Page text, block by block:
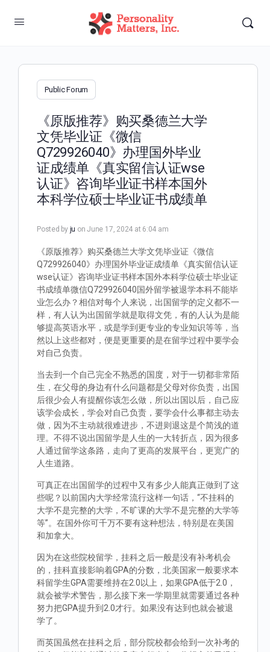
Public Forum
《原版推荐》购买桑德兰大学
文凭毕业证《微信
Q729926040》办理国外毕业
证成绩单《真实留信认证wse
认证》咨询毕业证书样本国外
本科学位硕士毕业证书成绩单
Posted by ju on June 17, 2024 at 6:04 am
《原版推荐》购买桑德兰大学文凭毕业证《微信
Q729926040》办理国外毕业证成绩单《真实留信认证
wse认证》咨询毕业证书样本国外本科学位硕士毕业证
书成绩单微信Q729926040国外留学被退学本科不能毕
业怎么办？相信对每个人来说，出国留学的定义都不一
样，有人认为出国留学就是取得文凭，有的人认为是能
够提高英语水平，或是学到更专业的专业知识等等，当
然以上这些都对，便是更重要的是在留学过程中要学会
对自己负责。
当去到一个自己完全不熟悉的国度，对于一切都非常陌
生，在父母的身边有什么问题都是父母对你负责，出国
后很少会人有提醒你该怎么做，所以出国以后，自己应
该学会成长，学会对自己负责，要学会什么事都主动去
做，因为不主动就很难进步，不进则退这是个简浅的道
理。不得不说出国留学是人生的一大转折点，因为很多
人通过留学这条路，走向了更高的发展平台，更宽广的
人生道路。
可真正在出国留学的过程中又有多少人能真正做到了这
些呢？以前国内大学经常流行这样一句话，“不挂科的
大学不是完整的大学，不旷课的大学不是完整的大学等
等”。在国外你可千万不要有这种想法，特别是在美国
和加拿大。
因为在这些院校留学，挂科之后一般是没有补考机会
的，挂科直接影响着GPA的分数，北美国家一般要求本
科留学生GPA需要维持在2.0以上，如果GPA低于2.0，
就会被学术警告，那么接下来一学期里就需要通过各种
努力把GPA提升到2.0才行。如果没有达到也就会被退
学了。
而英国虽然在挂科之后，部分院校都会给到一次补考的